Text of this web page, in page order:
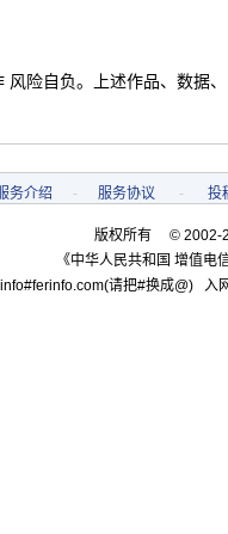
险自负。上述作品、数据
务介绍 - 服务协议 - 投
版权所有 © 2002-
《中华人民共和国 增值电
请把#换成@)